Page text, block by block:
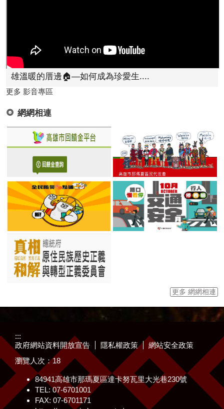
雄溫暖的厝邊🏠—如何成為珍愛生....
更多 影音專區
網網相連
國家發展委員會檔案管理局
更多 網網相連
:::
政府網站資料開放宣告
隱私權政策
網站安全政策
瀏覽人次：18
84941高雄市那瑪夏區達卡努瓦里大光巷230號
TEL: 07-6701001
FAX: 07-6701171